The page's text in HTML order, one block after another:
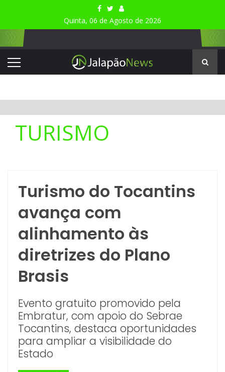
Quinta, 06 de Agosto de 2026
TURISMO
Turismo do Tocantins
avança com
alinhamento às
diretrizes do Plano
Brasis
Evento gratuito promovido pela
Embratur, com apoio do Sebrae
Tocantins, destaca oportunidades
para ampliar a visibilidade do
Estado